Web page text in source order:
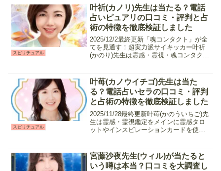
師です。片想いや復縁の相談だけでな
く、転職や人...
スピリチュアル
叶祈(カノリ)先生は当たる？電話
占いピュアリの口コミ・評判と占
術の特徴を徹底検証しました
2025/12/2最終更新「魂コンタクト」が全
てを見通す！超実力派サイキッカー叶祈
(かのり)先生は霊感・霊視・魂コンタク
です。生年月日や相手の情報が少なくて
も的確な占い...
スピリチュアル
叶苺(カノウイチゴ)先生は当た
る？電話占いセラの口コミ・評判
と占術の特徴を徹底検証しました
2025/11/28最終更新叶苺(かのういちご)先
生は霊感・霊視鑑定をメインに霊感タロ
ットやインスピレーションカードを使っ
ていた鑑定師で、話しやすい優しい雰囲
気で初心者...
宮藤沙夜先生(ウィル)が当たると
いう噂は本当？口コミを大調査し